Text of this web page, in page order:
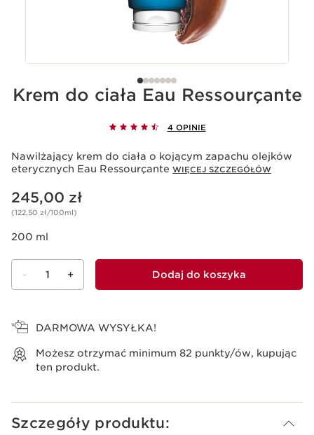
Krem do ciała Eau Ressourçante
4 OPINIE
Nawilżający krem do ciała o kojącym zapachu olejków
eterycznych Eau Ressourçante WIĘCEJ SZCZEGÓŁÓW
Aktualna cena 245,00 zł
245,00 zł
(122,50 zł/100ml)
200 ml
- 1 + Dodaj do koszyka
DARMOWA WYSYŁKA!
Możesz otrzymać minimum 82 punkty/ów, kupując
ten produkt.
Szczegóły produktu: